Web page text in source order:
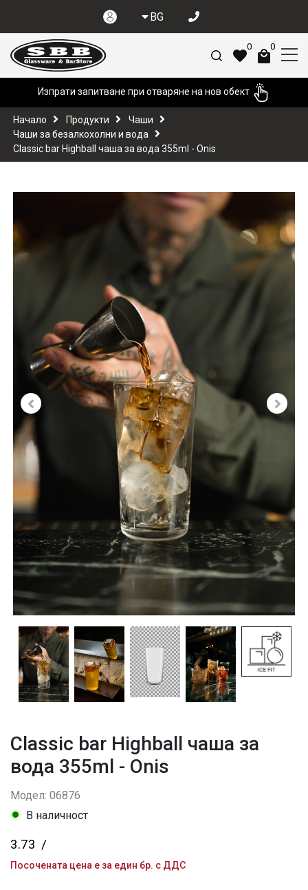
BG
0 0
Изпрати запитване при отваряне на нов обект
Начало Продукти
Чаши
Чаши за безалкохолни и вода
Classic bar Highball чаша за вода 355ml - Onis
Classic bar Highball чаша за
вода 355ml - Onis
Модел: 06876
В наличност
/
3.73
Посочената цена е за един бр. с ДДС